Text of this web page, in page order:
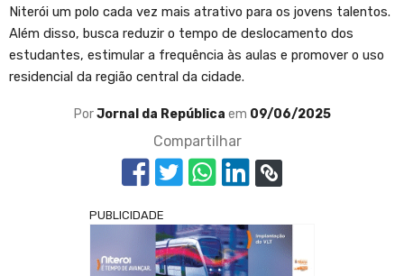
Niterói um polo cada vez mais atrativo para os jovens talentos.
Além disso, busca reduzir o tempo de deslocamento dos
estudantes, estimular a frequência às aulas e promover o uso
residencial da região central da cidade.
PorJornal da República em 09/06/2025
Compartilhar
PUBLICIDADE